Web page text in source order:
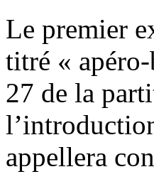
Le premier
titré «
27 de la
appellera